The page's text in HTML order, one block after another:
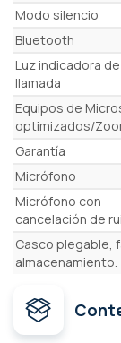
Modo silencio
Bluetooth
Luz indicadora de
llamada
Equipos de
optimizados/
Garantía
Micrófono
Micrófono con
cancelación de
Casco plegable,
almacenamiento.